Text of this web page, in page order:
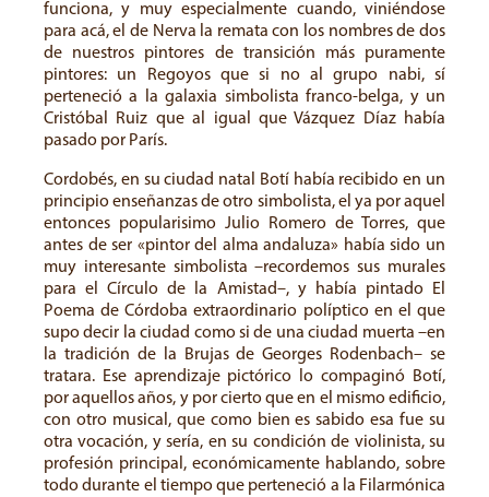
funciona, y muy especialmente cuando, viniéndose
para acá, el de Nerva la remata con los nombres de dos
de nuestros pintores de transición más puramente
pintores: un Regoyos que si no al grupo nabi, sí
perteneció a la galaxia simbolista franco-belga, y un
Cristóbal Ruiz que al igual que Vázquez Díaz había
pasado por París.
Cordobés, en su ciudad natal Botí había recibido en un
principio enseñanzas de otro simbolista, el ya por aquel
entonces popularisimo Julio Romero de Torres, que
antes de ser «pintor del alma andaluza» había sido un
muy interesante simbolista –recordemos sus murales
para el Círculo de la Amistad–, y había pintado El
Poema de Córdoba extraordinario políptico en el que
supo decir la ciudad como si de una ciudad muerta –en
la tradición de la Brujas de Georges Rodenbach– se
tratara. Ese aprendizaje pictórico lo compaginó Botí,
por aquellos años, y por cierto que en el mismo edificio,
con otro musical, que como bien es sabido esa fue su
otra vocación, y sería, en su condición de violinista, su
profesión principal, económicamente hablando, sobre
todo durante el tiempo que perteneció a la Filarmónica